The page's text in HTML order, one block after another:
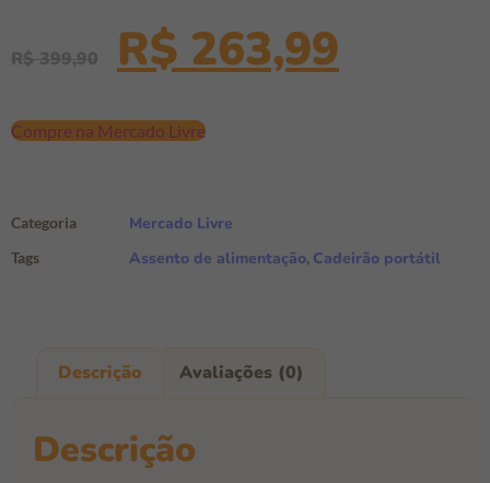
R$399,90 R$ 263,99
Compre na Mercado Livre
Categoria Mercado Livre
Tags Assento de alimentação, Cadeirão portátil
Descrição Avaliações (0)
Descrição